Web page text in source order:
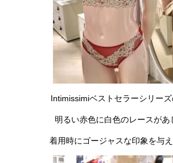
Intimissimiベストセラーシリー
明るい赤色に白色のレースがあ
着用時にゴージャスな印象を与